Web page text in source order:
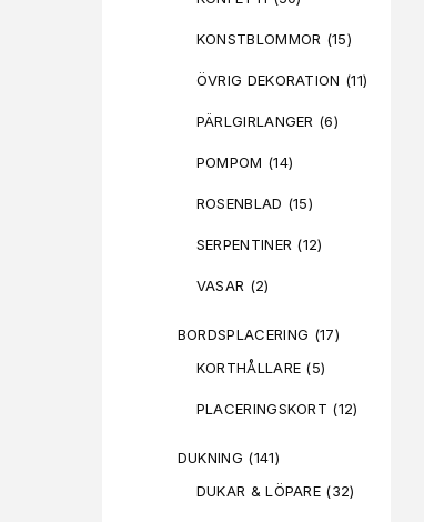
KONSTBLOMMOR (15)
ÖVRIG DEKORATION (11)
PÄRLGIRLANGER (6)
POMPOM (14)
ROSENBLAD (15)
SERPENTINER (12)
VASAR (2)
BORDSPLACERING (17)
KORTHÅLLARE (5)
PLACERINGSKORT (12)
DUKNING (141)
DUKAR & LÖPARE (32)